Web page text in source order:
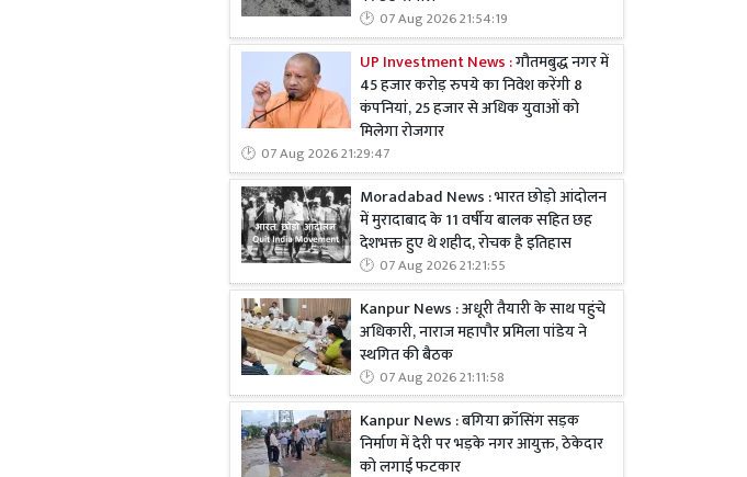
07 Aug 2026 21:54:19
UP Investment News :गौतमबुद्ध नगर में
45 हजार करोड़ रुपये का निवेश करेंगी 8
कंपनियां, 25 हजार से अधिक युवाओं को
मिलेगा रोजगार
07 Aug 2026 21:29:47
Moradabad News : भारत छोड़ो आंदोलन
में मुरादाबाद के 11 वर्षीय बालक सहित छह
देशभक्त हुए थे शहीद, रोचक है इतिहास
07 Aug 2026 21:21:55
Kanpur News : अधूरी तैयारी के साथ पहुंचे
अधिकारी, नाराज महापौर प्रमिला पांडेय ने
स्थगित की बैठक
07 Aug 2026 21:11:58
Kanpur News : बगिया क्रॉसिंग सड़क
निर्माण में देरी पर भड़के नगर आयुक्त, ठेकेदार
को लगाई फटकार